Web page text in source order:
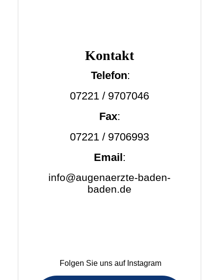
Kontakt
Telefon:
07221 / 9707046
Fax:
07221 / 9706993
Email:
info@augenaerzte-baden-
baden.de
Folgen Sie uns auf Instagram